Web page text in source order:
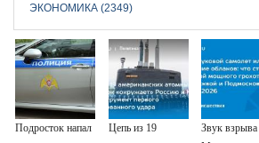
ЭКОНОМИКА (2349)
Подросток напал
Цепь из 19
Звук